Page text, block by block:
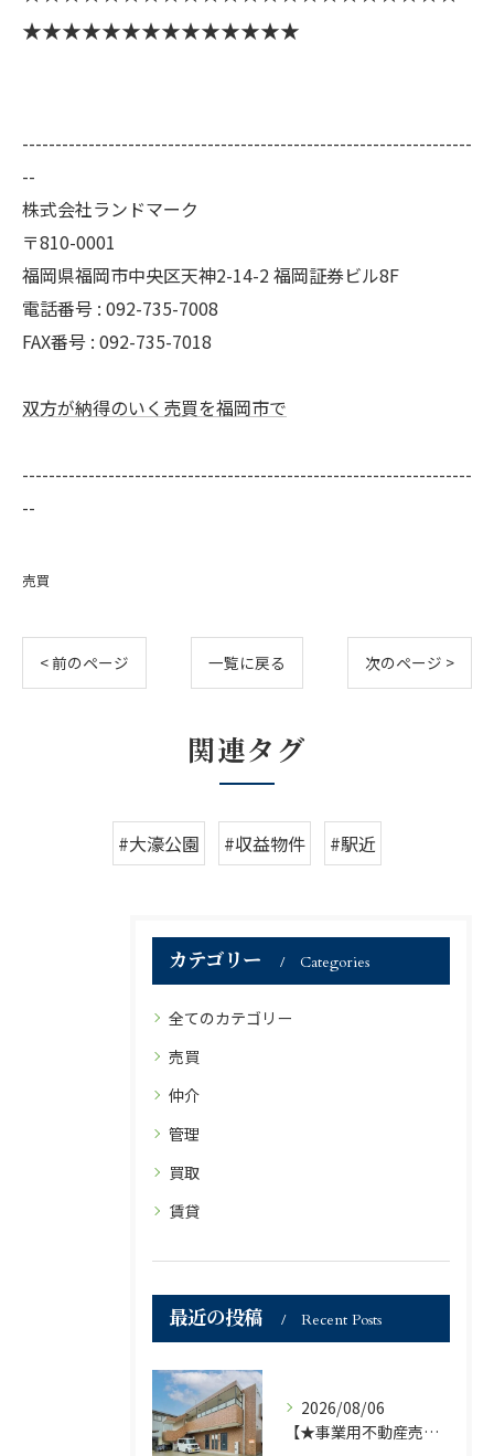
★★★★★★★★★★★★★★
--------------------------------------------------------------------
--
株式会社ランドマーク
〒810-0001
福岡県福岡市中央区天神2-14-2 福岡証券ビル8F
電話番号 : 092-735-7008
FAX番号 : 092-735-7018
双方が納得のいく売買を福岡市で
--------------------------------------------------------------------
--
売買
< 前のページ 一覧に戻る 次のページ >
関連タグ
#大濠公園 #収益物件 #駅近
カテゴリー Categories
全てのカテゴリー
売買
仲介
管理
買取
賃貸
最近の投稿 Recent Posts
2026/08/06
【★事業用不動産売買仲介専門部署より★】福岡市の不動産｜株式会社ランドマーク●1棟収益物件・価格が下がりました！！●